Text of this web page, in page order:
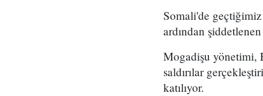
Somali'de geçtiğimiz
ardından
Mogadişu yönetimi,
saldırılar
katılıyor.